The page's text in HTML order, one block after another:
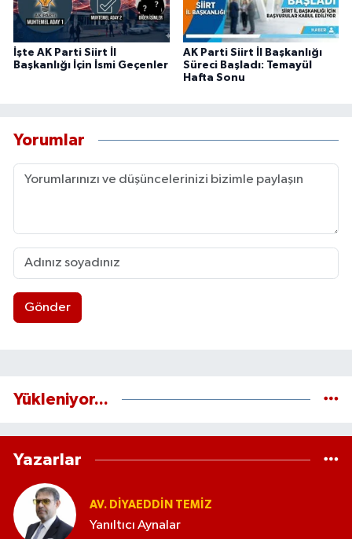
İşte AK Parti Siirt İl
Başkanlığı İçin İsmi Geçenler
AK Parti Siirt İl Başkanlığı
Süreci Başladı: Temayül
Hafta Sonu
Yorumlar
Gönder
Yükleniyor...
Yazarlar
AV. DIYAEDDIN TEMIZ
Yanıltıcı Aynalar